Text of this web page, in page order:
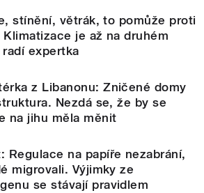
stínění, větrák, to pomůže proti
Klimatizace je až na druhém
expertka
z Libanonu: Zničené domy
Nezdá se, že by se
na jihu měla měnit
Regulace na papíře nezabrání,
migrovali. Výjimky ze
se stávají pravidlem